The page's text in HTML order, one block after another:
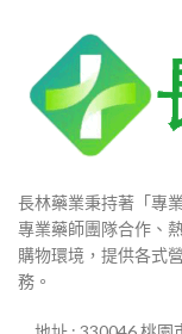
長林藥業秉持著「專
專業藥師團隊合作、
購物環境，提供各式
務。